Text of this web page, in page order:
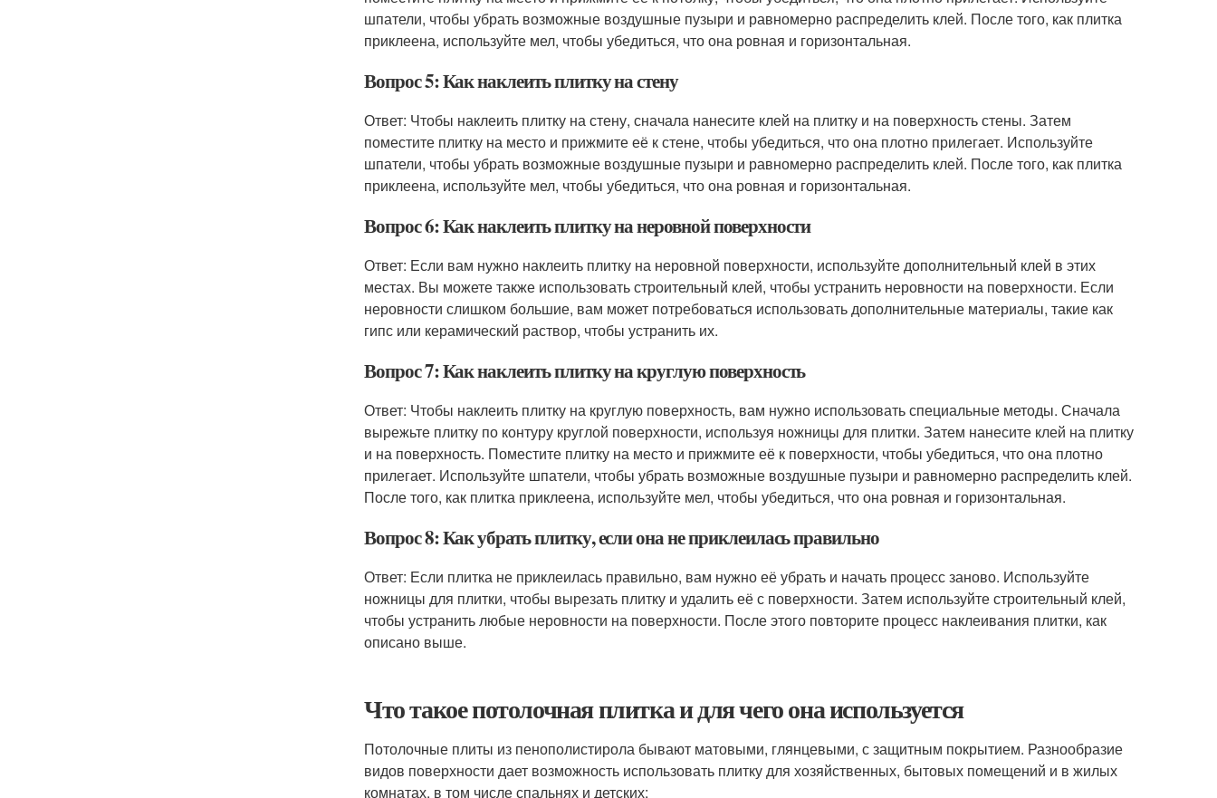
шпатели, чтобы убрать возможные воздушные пузыри и равномерно распределить клей. После того, как плитка
приклеена, используйте мел, чтобы убедиться, что она ровная и горизонтальная.
Вопрос 5: Как наклеить плитку на стену
Ответ: Чтобы наклеить плитку на стену, сначала нанесите клей на плитку и на поверхность стены. Затем
поместите плитку на место и прижмите её к стене, чтобы убедиться, что она плотно прилегает. Используйте
шпатели, чтобы убрать возможные воздушные пузыри и равномерно распределить клей. После того, как плитка
приклеена, используйте мел, чтобы убедиться, что она ровная и горизонтальная.
Вопрос 6: Как наклеить плитку на неровной поверхности
Ответ: Если вам нужно наклеить плитку на неровной поверхности, используйте дополнительный клей в этих
местах. Вы можете также использовать строительный клей, чтобы устранить неровности на поверхности. Если
неровности слишком большие, вам может потребоваться использовать дополнительные материалы, такие как
гипс или керамический раствор, чтобы устранить их.
Вопрос 7: Как наклеить плитку на круглую поверхность
Ответ: Чтобы наклеить плитку на круглую поверхность, вам нужно использовать специальные методы. Сначала
вырежьте плитку по контуру круглой поверхности, используя ножницы для плитки. Затем нанесите клей на плитку
и на поверхность. Поместите плитку на место и прижмите её к поверхности, чтобы убедиться, что она плотно
прилегает. Используйте шпатели, чтобы убрать возможные воздушные пузыри и равномерно распределить клей.
После того, как плитка приклеена, используйте мел, чтобы убедиться, что она ровная и горизонтальная.
Вопрос 8: Как убрать плитку, если она не приклеилась правильно
Ответ: Если плитка не приклеилась правильно, вам нужно её убрать и начать процесс заново. Используйте
ножницы для плитки, чтобы вырезать плитку и удалить её с поверхности. Затем используйте строительный клей,
чтобы устранить любые неровности на поверхности. После этого повторите процесс наклеивания плитки, как
описано выше.
Что такое потолочная плитка и для чего она используется
Потолочные плиты из пенополистирола бывают матовыми, глянцевыми, с защитным покрытием. Разнообразие
видов поверхности дает возможность использовать плитку для хозяйственных, бытовых помещений и в жилых
комнатах, в том числе спальнях и детских: